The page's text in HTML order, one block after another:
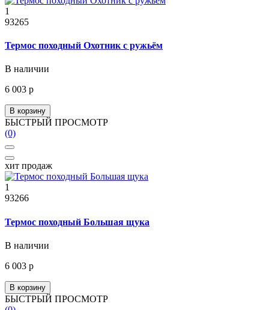
1
93265
Термос походный Охотник с ружьём
В наличии
6 003 р
В корзину
БЫСТРЫЙ ПРОСМОТР
(0)
хит продаж
1
93266
Термос походный Большая щука
В наличии
6 003 р
В корзину
БЫСТРЫЙ ПРОСМОТР